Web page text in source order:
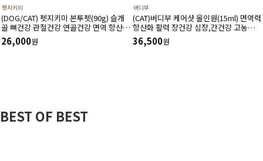
펫지키미
(DOG/CAT) 펫지키미 본투펫(90g) 슬개
골 뼈건강 관절건강 연골건강 면역 항산화
염증 소화기에 도움
26,000원
버디부
(CAT)버디부 케어샷 올인원(15ml) 면역력
항산화 활력 장건강 심장,간건강 고농축
고흡수 영양제
36,500원
BEST OF BEST